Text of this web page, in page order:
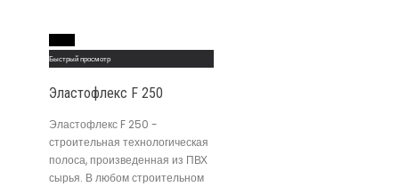
Быстрый просмотр
Эластофлекс F 250
Эластофлекс F 250 -
строительная технологическая
полоса, произведенная из ПВХ
сырья. В любом строительном